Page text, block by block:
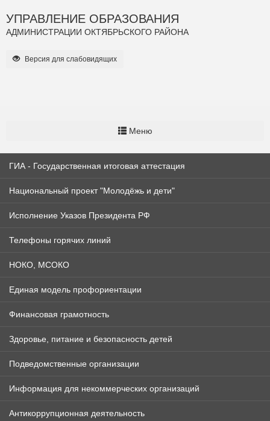
УПРАВЛЕНИЕ ОБРАЗОВАНИЯ
АДМИНИСТРАЦИИ ОКТЯБРЬСКОГО РАЙОНА
Версия для слабовидящих
Меню
ГИА - Государственная итоговая аттестация
Национальный проект "Молодёжь и дети"
Исполнение Указов Президента РФ
Телефоны горячих линий
НОКО, МСОКО
Единая модель профориентации
Финансовая грамотность
Здоровье, питание и безопасность детей
Подведомственные организации
Информация для некоммерческих организаций
Антикоррупционная деятельность